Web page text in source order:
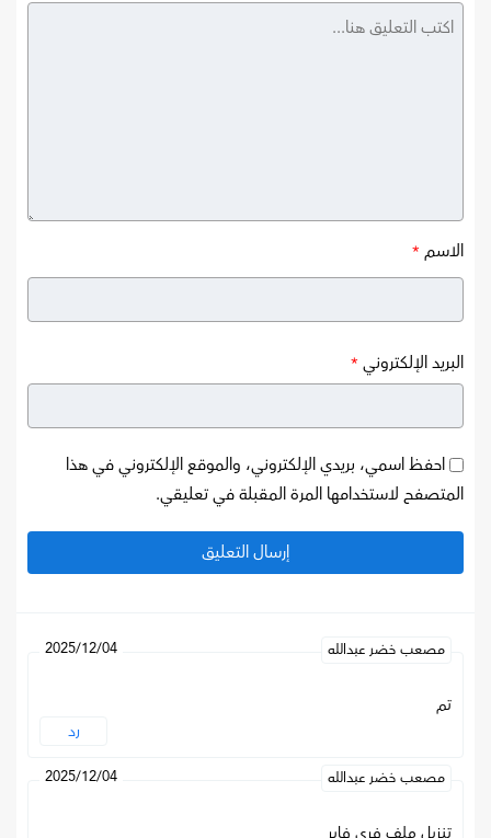
الاسم *
البريد الإلكتروني *
احفظ اسمي، بريدي الإلكتروني، والموقع الإلكتروني في هذا
المتصفح لاستخدامها المرة المقبلة في تعليقي.
مصعب خضر عبدالله 2025/12/04
تم
رد
مصعب خضر عبدالله 2025/12/04